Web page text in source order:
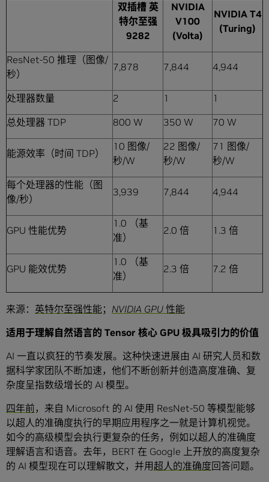
双插槽 英
特尔至强
9282
NVIDIA
V100
(Volta)
NVIDIA T4
(Turing)
ResNet-50 推理（图像/
秒）
7,878 7,844 4,944
处理器数量 2 1
1
总处理器 TDP
800 W 350 W 70 W
能源效率（时间 TDP）
10 图像/
秒/W
22 图像/
秒/W
71 图像/
秒/W
每个处理器的性能（图
像/秒）
3,939 7,844 4,944
GPU 性能优势
1.0 （基
准）
2.0 倍 1.3 倍
GPU 能效优势
1.0 （基
准）
2.3 倍 7.2 倍
来源： 英特尔至强性能； NVIDIA GPU 性能
适用于理解自然语言的 Tensor 核心 GPU 极具吸引力的价值
AI 一直以疯狂的节奏发展。这种快速进展由 AI 研究人员和数
据科学家团队不断加速，他们不断创新并创造高度准确、复
杂度呈指数级增长的 AI 模型。
四年前，来自 Microsoft 的 AI 使用 ResNet-50 等模型能够
以超人的准确度执行的早期应用程序之一就是计算机视觉。
如今的高级模型会执行更复杂的任务，例如以超人的准确度
理解语言和语音。去年，BERT 在 Google 上开放的高度复杂
的 AI 模型现在可以理解散文，并用 超人的准确度回答问题。